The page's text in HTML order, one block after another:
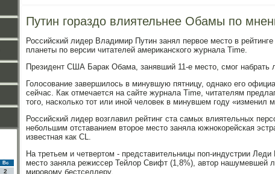
Вс
2
Путин гораздо влиятельнее Обамы по
Российский лидер Владимир Путин занял первое место в
планеты по версии читателей американского журнала Time.
Президент США Барак Обама, занявший 11-е место, смог набрать
Голосование завершилось в минувшую пятницу, однако его
сейчас. Как отмечается на сайте журнала Time, читателям
того, насколько тот или иной человек в минувшем году
Российский лидер возглавил рейтинг ста самых влиятельных
небольшим отставанием второе место заняла южнокорейская
известная как CL.
На третьем и четвертом - представительницы поп-индустрии
место заняла режиссер Тейлор Свифт (1,8%), автор нашумевшей
мировому бестселлеру.